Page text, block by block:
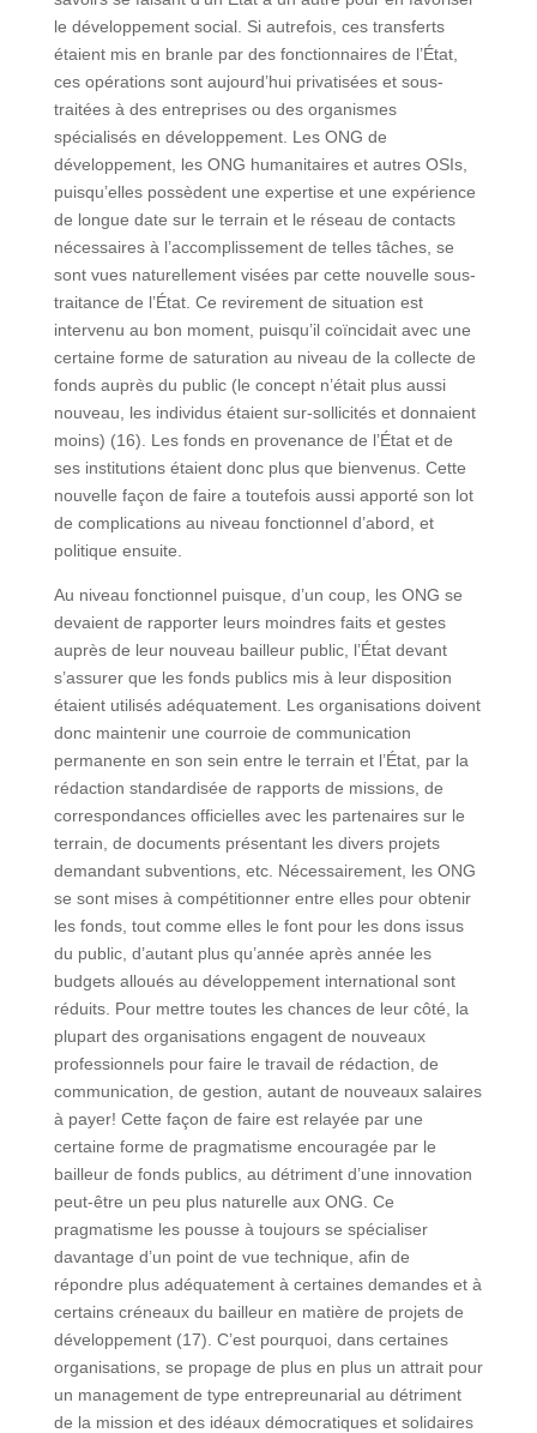
le développement social. Si autrefois, ces transferts
étaient mis en branle par des fonctionnaires de l’État,
ces opérations sont aujourd’hui privatisées et sous-
traitées à des entreprises ou des organismes
spécialisés en développement. Les ONG de
développement, les ONG humanitaires et autres OSIs,
puisqu’elles possèdent une expertise et une expérience
de longue date sur le terrain et le réseau de contacts
nécessaires à l’accomplissement de telles tâches, se
sont vues naturellement visées par cette nouvelle sous-
traitance de l’État. Ce revirement de situation est
intervenu au bon moment, puisqu’il coïncidait avec une
certaine forme de saturation au niveau de la collecte de
fonds auprès du public (le concept n’était plus aussi
nouveau, les individus étaient sur-sollicités et donnaient
moins) (16). Les fonds en provenance de l’État et de
ses institutions étaient donc plus que bienvenus. Cette
nouvelle façon de faire a toutefois aussi apporté son lot
de complications au niveau fonctionnel d’abord, et
politique ensuite.
Au niveau fonctionnel puisque, d’un coup, les ONG se
devaient de rapporter leurs moindres faits et gestes
auprès de leur nouveau bailleur public, l’État devant
s’assurer que les fonds publics mis à leur disposition
étaient utilisés adéquatement. Les organisations doivent
donc maintenir une courroie de communication
permanente en son sein entre le terrain et l’État, par la
rédaction standardisée de rapports de missions, de
correspondances officielles avec les partenaires sur le
terrain, de documents présentant les divers projets
demandant subventions, etc. Nécessairement, les ONG
se sont mises à compétitionner entre elles pour obtenir
les fonds, tout comme elles le font pour les dons issus
du public, d’autant plus qu’année après année les
budgets alloués au développement international sont
réduits. Pour mettre toutes les chances de leur côté, la
plupart des organisations engagent de nouveaux
professionnels pour faire le travail de rédaction, de
communication, de gestion, autant de nouveaux salaires
à payer! Cette façon de faire est relayée par une
certaine forme de pragmatisme encouragée par le
bailleur de fonds publics, au détriment d’une innovation
peut-être un peu plus naturelle aux ONG. Ce
pragmatisme les pousse à toujours se spécialiser
davantage d’un point de vue technique, afin de
répondre plus adéquatement à certaines demandes et à
certains créneaux du bailleur en matière de projets de
développement (17). C’est pourquoi, dans certaines
organisations, se propage de plus en plus un attrait pour
un management de type entrepreunarial au détriment
de la mission et des idéaux démocratiques et solidaires